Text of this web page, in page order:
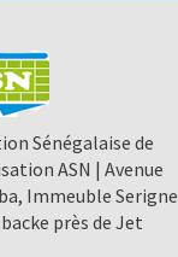
Sénégalaise de
ASN | Avenue
Immeuble Serigne
près de Jet